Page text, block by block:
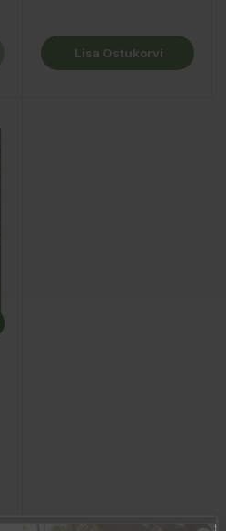
Lisa Ostukorvi